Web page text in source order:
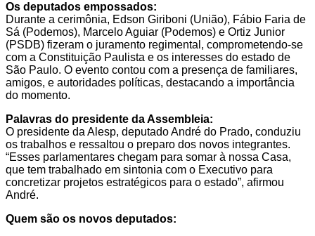
Os deputados empossados:
Durante a cerimônia, Edson Giriboni (União), Fábio Faria de
Sá (Podemos), Marcelo Aguiar (Podemos) e Ortiz Junior
(PSDB) fizeram o juramento regimental, comprometendo-se
com a Constituição Paulista e os interesses do estado de
São Paulo. O evento contou com a presença de familiares,
amigos, e autoridades políticas, destacando a importância
do momento.
Palavras do presidente da Assembleia:
O presidente da Alesp, deputado André do Prado, conduziu
os trabalhos e ressaltou o preparo dos novos integrantes.
“Esses parlamentares chegam para somar à nossa Casa,
que tem trabalhado em sintonia com o Executivo para
concretizar projetos estratégicos para o estado”, afirmou
André.
Quem são os novos deputados: